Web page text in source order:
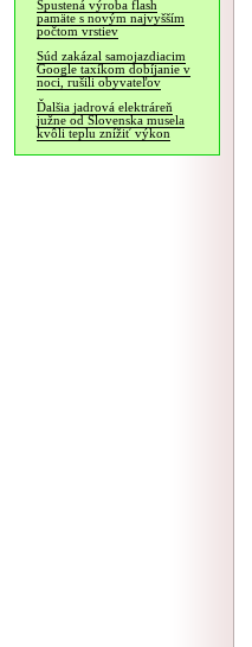
Spustená výroba flash
pamäte s novým najvyšším
počtom vrstiev
Súd zakázal samojazdiacim
Google taxíkom dobíjanie v
noci, rušili obyvateľov
Ďalšia jadrová elektráreň
južne od Slovenska musela
kvôli teplu znížiť výkon